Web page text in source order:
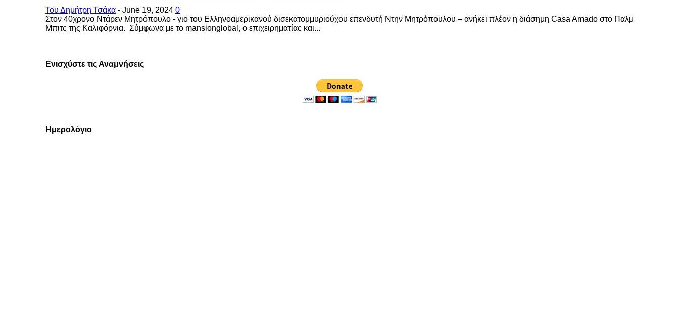
Του Δημήτρη Τσάκα - June 19, 2024 0
Στον 40χρονο Ντάρεν Μητρόπουλο - γιο του Ελληνοαμερικανού δισεκατομμυριούχου επενδυτή Ντην Μητρόπουλου – ανήκει πλέον η διάσημη Casa Amado στο Παλμ
Μπιτς της Καλιφόρνια. Σύμφωνα με το mansionglobal, ο επιχειρηματίας και...
Ενισχύστε τις Αναμνήσεις
Ημερολόγιο